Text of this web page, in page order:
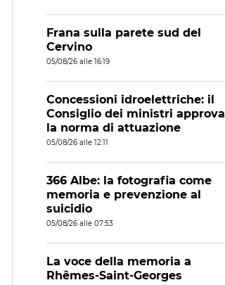
Frana sulla parete sud del
Cervino
05/08/26 alle 16:19
Concessioni idroelettriche: il
Consiglio dei ministri approva
la norma di attuazione
05/08/26 alle 12:11
366 Albe: la fotografia come
memoria e prevenzione al
suicidio
05/08/26 alle 07:53
La voce della memoria a
Rhêmes-Saint-Georges